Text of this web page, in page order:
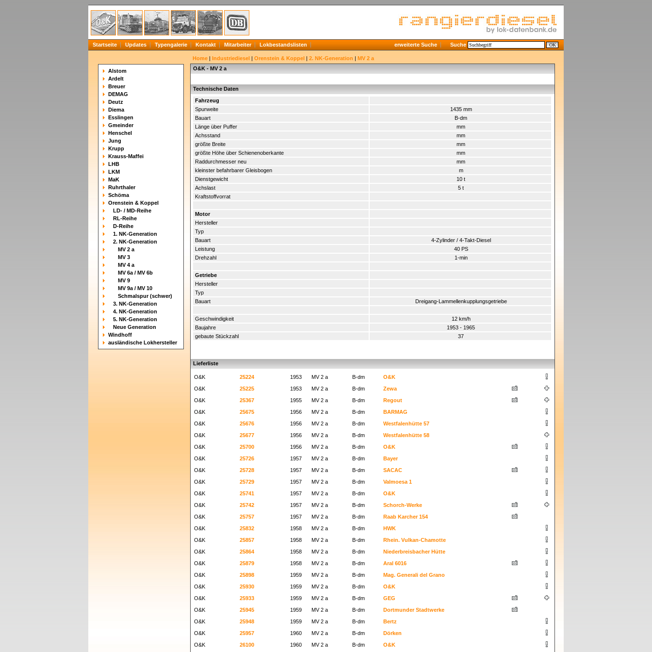
Startseite Updates Typengalerie Kontakt Mitarbeiter Lokbestandslisten erweiterte Suche Suche
Alstom
Ardelt
Breuer
DEMAG
Deutz
Diema
Esslingen
Gmeinder
Henschel
Jung
Krupp
Krauss-Maffei
LHB
LKM
MaK
Ruhrthaler
Schöma
Orenstein & Koppel
LD- / MD-Reihe
RL-Reihe
D-Reihe
1. NK-Generation
2. NK-Generation
MV 2 a
MV 3
MV 4 a
MV 6a / MV 6b
MV 9
MV 9a / MV 10
Schmalspur (schwer)
3. NK-Generation
4. NK-Generation
5. NK-Generation
Neue Generation
Windhoff
ausländische Lokhersteller
Home | Industriediesel | Orenstein & Koppel | 2. NK-Generation | MV 2 a
O&K - MV 2 a
Technische Daten
Fahrzeug
Spurweite
1435 mm
Bauart
B-dm
Länge über Puffer
mm
Achsstand
mm
größte Breite
mm
größte Höhe über Schienenoberkante
mm
Raddurchmesser neu
mm
kleinster befahrbarer Gleisbogen
m
Dienstgewicht
10 t
Achslast
5 t
Kraftstoffvorrat
Motor
Hersteller
Typ
Bauart
4-Zylinder / 4-Takt-Diesel
Leistung
40 PS
Drehzahl
1-min
Getriebe
Hersteller
Typ
Bauart
Dreigang-Lammellenkupplungsgetriebe
Geschwindigkeit
12 km/h
Baujahre
1953 - 1965
gebaute Stückzahl
37
Lieferliste
O&K 25224 1953 MV 2 a B-dm
O&K
O&K
25225 1953 MV 2 a B-dm
Zewa
O&K
25367 1955 MV 2 a B-dm
Regout
O&K
25675 1956 MV 2 a B-dm
BARMAG
O&K
25676 1956 MV 2 a B-dm
Westfalenhütte 57
O&K
25677 1956 MV 2 a B-dm
Westfalenhütte 58
O&K
25700 1956 MV 2 a B-dm
O&K
O&K
25726 1957 MV 2 a B-dm
Bayer
O&K
25728 1957 MV 2 a B-dm
SACAC
O&K
25729 1957 MV 2 a B-dm
Valmoesa 1
O&K
25741 1957 MV 2 a B-dm
O&K
O&K
25742 1957 MV 2 a B-dm
Schorch-Werke
O&K
25757 1957 MV 2 a B-dm
Raab Karcher 154
O&K
25832 1958 MV 2 a B-dm
HWK
O&K
25857 1958 MV 2 a B-dm
Rhein. Vulkan-Chamotte
O&K
25864 1958 MV 2 a B-dm
Niederbreisbacher Hütte
O&K
25879 1958 MV 2 a B-dm
Aral 6016
O&K
25898 1959 MV 2 a B-dm
Mag. Generali del Grano
O&K
25930 1959 MV 2 a B-dm
O&K
O&K
25933 1959 MV 2 a B-dm
GEG
O&K
25945 1959 MV 2 a B-dm
Dortmunder Stadtwerke
O&K
25948 1959 MV 2 a B-dm
Bertz
O&K
25957 1960 MV 2 a B-dm
Dörken
O&K
26100 1960 MV 2 a B-dm O&K